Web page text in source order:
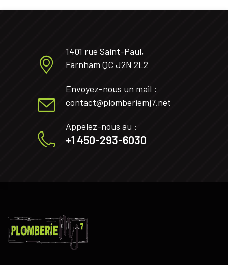
1401 rue Saint-Paul,
Farnham QC J2N 2L2
Envoyez-nous un mail :
contact@plomberiemj7.net
Appelez-nous au :
+1 450-293-6030